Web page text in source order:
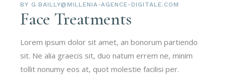
BY G.BAILLY@MILLENIA-AGENCE-DIGITALE.COM
Face Treatments
Lorem ipsum dolor sit amet, an bonorum partiendo
sit. Ne alia graecis sit, duo natum errem ne, minim
tollit nonumy eos at, quot molestie facilisi per.